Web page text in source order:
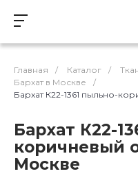
Главная / Каталог /
Бархат в Москве
/
Бархат К22-1361 пыльно-
Бархат К22-
коричневый
Москве